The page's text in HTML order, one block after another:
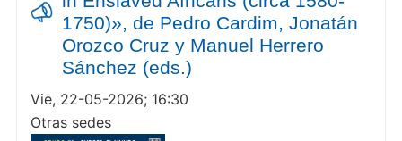
1750)», de Pedro Cardim, Jonatán
Orozco Cruz y Manuel Herrero
Sánchez (eds.)
Vie, 22-05-2026; 16:30
Otras sedes